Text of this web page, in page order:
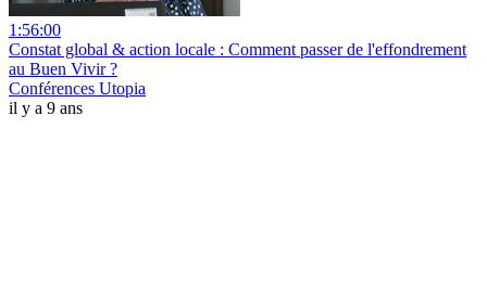
1:56:00
Constat global & action locale : Comment passer de l'effondrement
au Buen Vivir ?
Conférences Utopia
il y a 9 ans